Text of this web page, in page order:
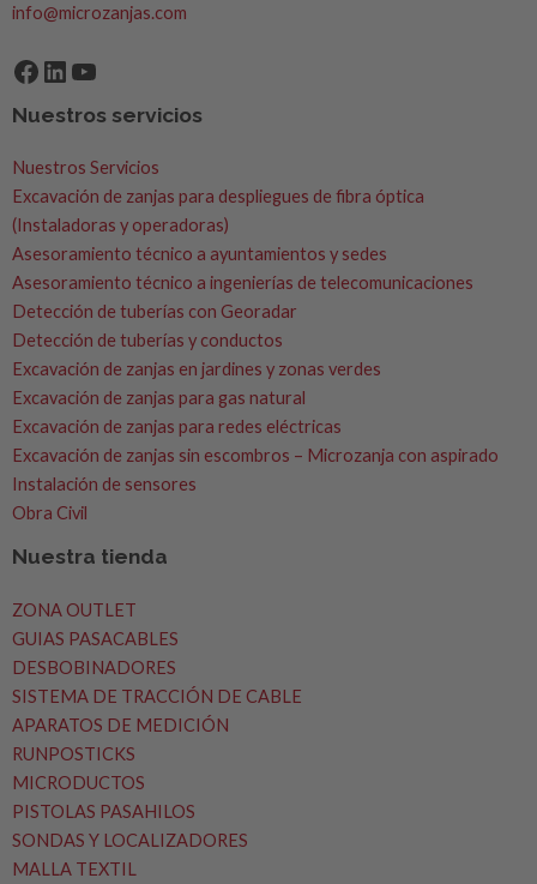
info@microzanjas.com
Facebook
LinkedIn
YouTube
Nuestros servicios
Nuestros Servicios
Excavación de zanjas para despliegues de fibra óptica
(Instaladoras y operadoras)
Asesoramiento técnico a ayuntamientos y sedes
Asesoramiento técnico a ingenierías de telecomunicaciones
Detección de tuberías con Georadar
Detección de tuberías y conductos
Excavación de zanjas en jardines y zonas verdes
Excavación de zanjas para gas natural
Excavación de zanjas para redes eléctricas
Excavación de zanjas sin escombros – Microzanja con aspirado
Instalación de sensores
Obra Civil
Nuestra tienda
ZONA OUTLET
GUIAS PASACABLES
DESBOBINADORES
SISTEMA DE TRACCIÓN DE CABLE
APARATOS DE MEDICIÓN
RUNPOSTICKS
MICRODUCTOS
PISTOLAS PASAHILOS
SONDAS Y LOCALIZADORES
MALLA TEXTIL